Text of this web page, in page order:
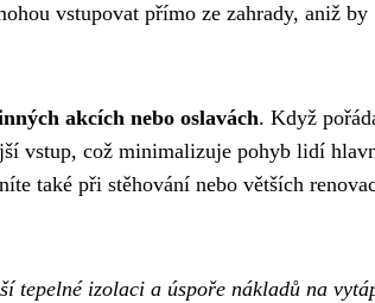
vstupovat přímo ze zahrady, aniž by
akcích nebo oslavách. Když
vstup, což minimalizuje pohyb lidí
také při stěhování nebo větších
tepelné izolaci a úspoře nákladů na